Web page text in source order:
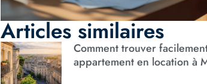
Articles similaires
Comment trouver
appartement en location à